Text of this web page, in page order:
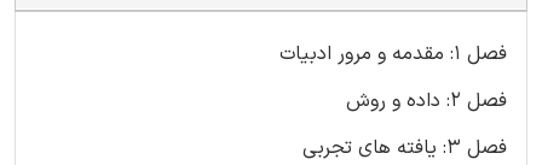
فصل 1: مقدمه و مرور ادبیات
فصل 2: داده و روش
فصل 3: یافته های تجربی